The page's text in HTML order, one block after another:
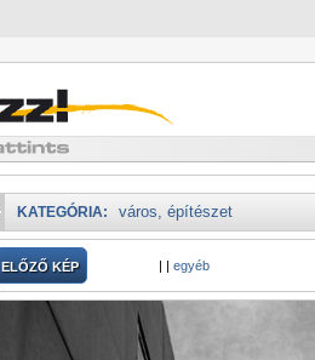
KATEGÓRIA: város, építészet
ELŐZŐ KÉP | | egyéb